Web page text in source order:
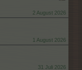
2 August 2026
1 August 2026
31 Juli 2026